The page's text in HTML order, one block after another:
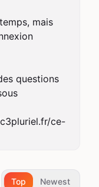
mais
questions
ce-
Top Newest